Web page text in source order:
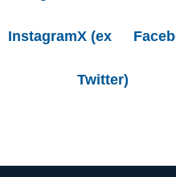
InstagramX (ex
Twitter)